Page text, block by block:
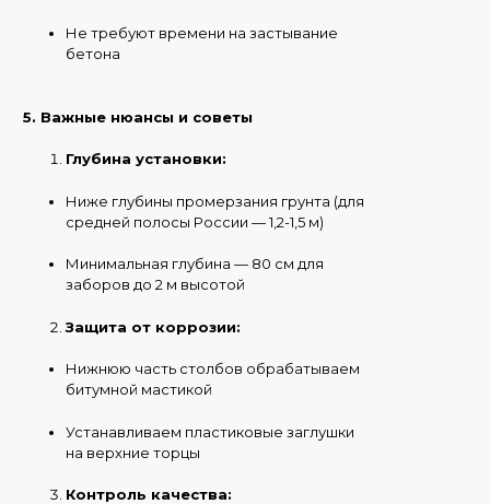
Не требуют времени на застывание
бетона
5. Важные нюансы и советы
Глубина установки:
Ниже глубины промерзания грунта (для
средней полосы России — 1,2-1,5 м)
Минимальная глубина — 80 см для
заборов до 2 м высотой
Защита от коррозии:
Нижнюю часть столбов обрабатываем
битумной мастикой
Устанавливаем пластиковые заглушки
на верхние торцы
Контроль качества: